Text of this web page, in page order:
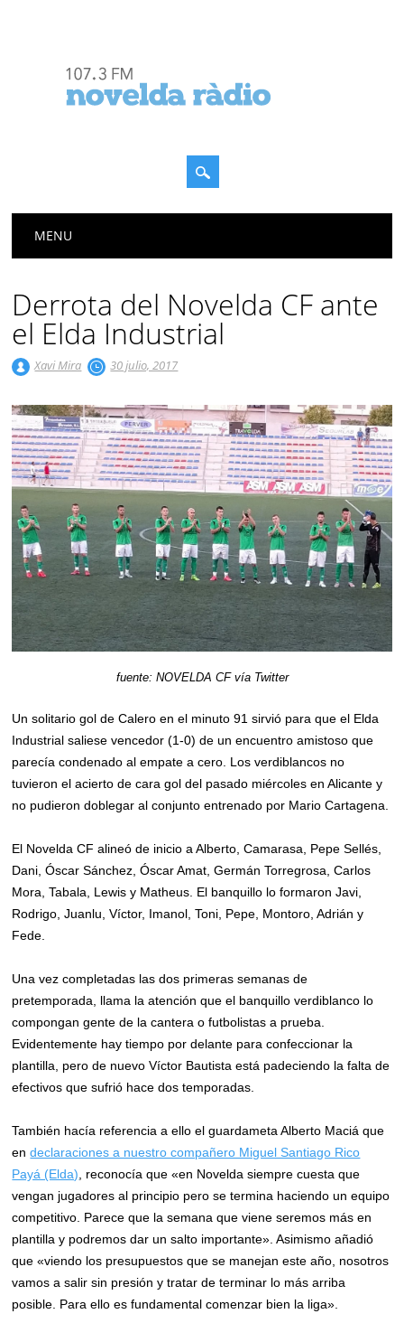
Menú principal
MENU
Derrota del Novelda CF ante
el Elda Industrial
Xavi Mira 30 julio, 2017
fuente: NOVELDA CF vía Twitter
Un solitario gol de Calero en el minuto 91 sirvió para que el Elda
Industrial saliese vencedor (1-0) de un encuentro amistoso que
parecía condenado al empate a cero. Los verdiblancos no
tuvieron el acierto de cara gol del pasado miércoles en Alicante y
no pudieron doblegar al conjunto entrenado por Mario Cartagena.
El Novelda CF alineó de inicio a Alberto, Camarasa, Pepe Sellés,
Dani, Óscar Sánchez, Óscar Amat, Germán Torregrosa, Carlos
Mora, Tabala, Lewis y Matheus. El banquillo lo formaron Javi,
Rodrigo, Juanlu, Víctor, Imanol, Toni, Pepe, Montoro, Adrián y
Fede.
Una vez completadas las dos primeras semanas de
pretemporada, llama la atención que el banquillo verdiblanco lo
compongan gente de la cantera o futbolistas a prueba.
Evidentemente hay tiempo por delante para confeccionar la
plantilla, pero de nuevo Víctor Bautista está padeciendo la falta de
efectivos que sufrió hace dos temporadas.
También hacía referencia a ello el guardameta Alberto Maciá que
endeclaraciones a nuestro compañero Miguel Santiago Rico
Payá (Elda) , reconocía que «en Novelda siempre cuesta que
vengan jugadores al principio pero se termina haciendo un equipo
competitivo. Parece que la semana que viene seremos más en
plantilla y podremos dar un salto importante». Asimismo añadió
que «viendo los presupuestos que se manejan este año, nosotros
vamos a salir sin presión y tratar de terminar lo más arriba
posible. Para ello es fundamental comenzar bien la liga».